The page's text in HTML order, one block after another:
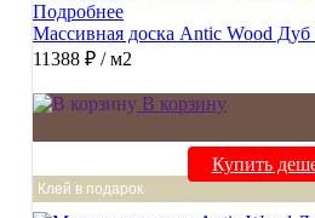
Подробнее
Массивная доска Antic Wood
11388 ₽ / м2
В корзину
Купить
Клей в подарок